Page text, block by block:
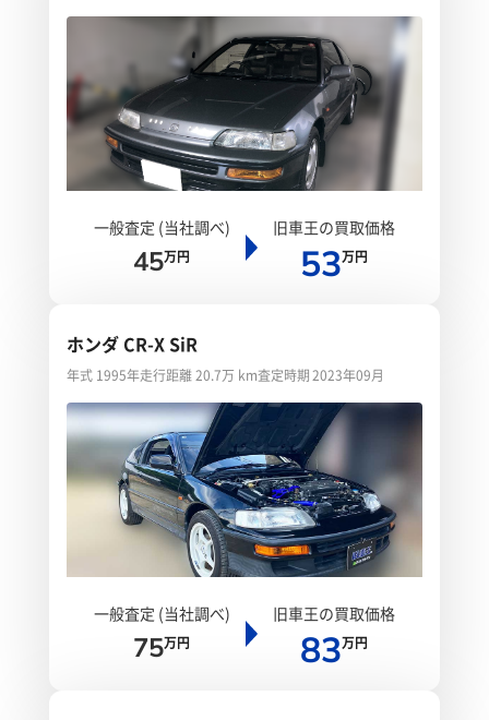
一般査定 (当社調べ)
45万円
旧車王の買取価格
53万円
ホンダ CR-X SiR
年式 1995年走行距離 20.7万 km査定時期 2023年09月
一般査定 (当社調べ)
75万円
旧車王の買取価格
83万円